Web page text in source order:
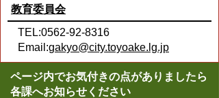
教育委員会
TEL:0562-92-8316
Email:gakyo@city.toyoake.lg.jp
ページ内でお気付きの点がありましたら
各課へお知らせください